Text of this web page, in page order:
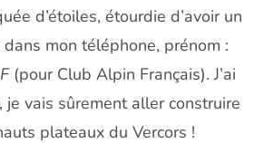
d’étoiles, étourdie d’avoir un
mon téléphone, prénom :
(pour Club Alpin Français). J’ai
je vais sûrement aller construire
plateaux du Vercors !